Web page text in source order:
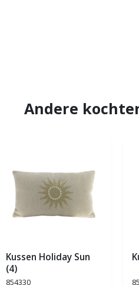
Andere
Kussen Holiday Sun
(4)
854330